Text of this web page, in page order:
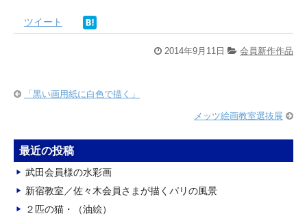
ツイート
2014年9月11日 会員新作作品
「黒い画用紙に白色で描く」
メッツ絵画教室選抜展
最近の投稿
武田会員様の水彩画
新宿教室／佐々木会員さまが描くパリの風景
２匹の猫・（油絵）